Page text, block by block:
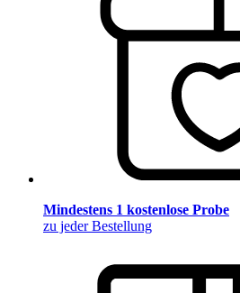
Mindestens 1 kostenlose Probe
zu jeder Bestellung